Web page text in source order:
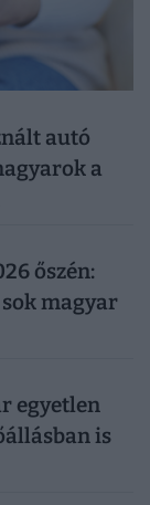
autó
a
őszén:
magyar
egyetlen
is